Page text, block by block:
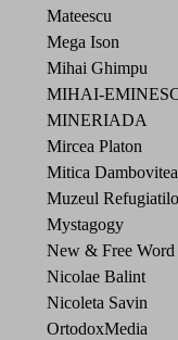
Mateescu
Mega Ison
Mihai Ghimpu
MIHAI-
MINERIADA
Mircea Platon
Mitica
Muzeul
Mystagogy
New & Free Word
Nicolae Balint
Nicoleta Savin
OrtodoxMedia